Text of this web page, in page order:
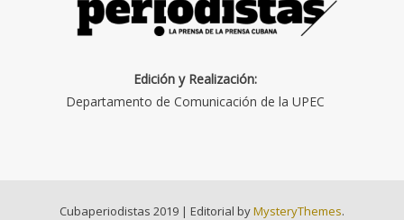
Edición y Realización:
Departamento de Comunicación de la UPEC
Cubaperiodistas 2019 | Editorial byMysteryThemes.